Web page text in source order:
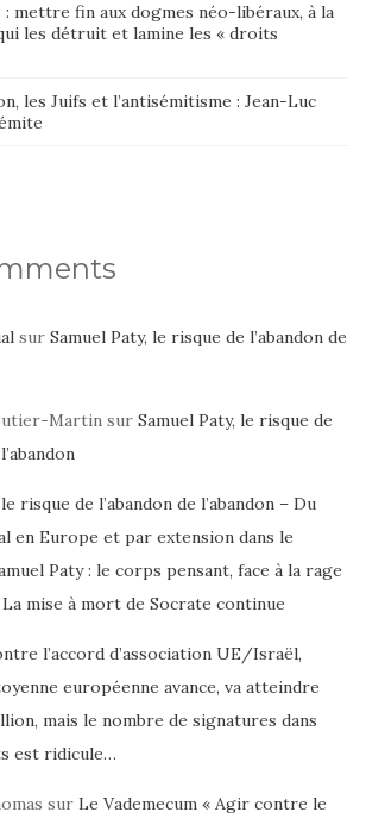
: mettre fin aux dogmes néo-libéraux, à la
les détruit et lamine les « droits
les Juifs et l’antisémitisme : Jean-Luc
sur Samuel Paty, le risque de l’abandon de
Martin sur Samuel Paty, le risque de
risque de l’abandon de l’abandon – Du
en Europe et par extension dans le
Paty : le corps pensant, face à la rage
La mise à mort de Socrate continue
l’accord d’association UE/Israël,
européenne avance, va atteindre
mais le nombre de signatures dans
est ridicule…
sur Le Vademecum « Agir contre le